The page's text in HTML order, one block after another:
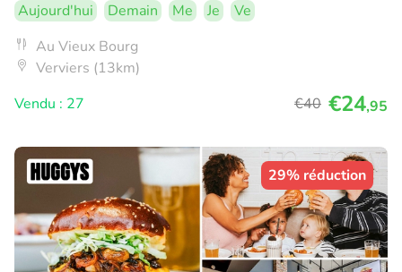
Aujourd'hui Demain Me Je
Ve
Au Vieux Bourg
Verviers (13km)
Vendu : 27
€40 €24,95
29% réduction